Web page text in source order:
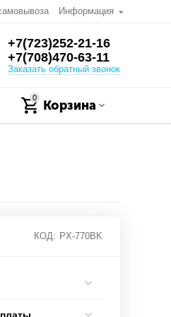
Информация
+7(723)252-21-16
+7(708)470-63-11
Заказать обратный звонок
0
Корзина
КОД: PX-770BK